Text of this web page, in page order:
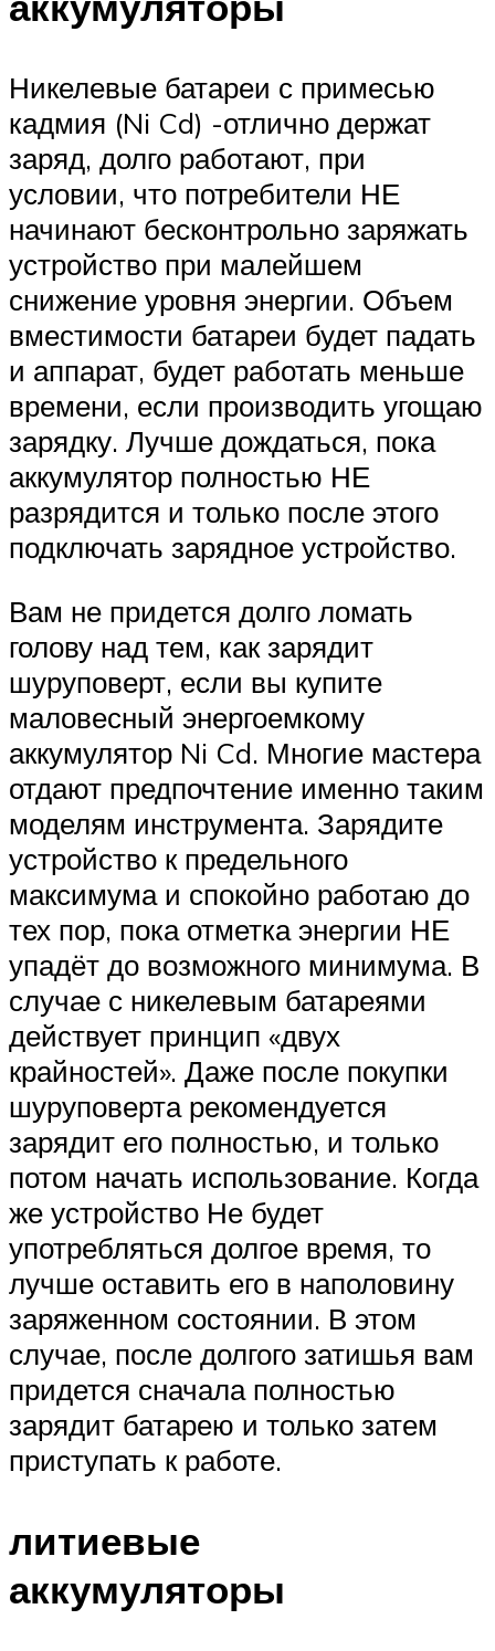
Никелевые батареи с примесью
кадмия (Ni Cd) -отлично держат
заряд, долго работают, при
условии, что потребители НЕ
начинают бесконтрольно заряжать
устройство при малейшем
снижение уровня энергии. Объем
вместимости батареи будет падать
и аппарат, будет работать меньше
времени, если производить угощаю
зарядку. Лучше дождаться, пока
аккумулятор полностью НЕ
разрядится и только после этого
подключать зарядное устройство.
Вам не придется долго ломать
голову над тем, как зарядит
шуруповерт, если вы купите
маловесный энергоемкому
аккумулятор Ni Cd. Многие мастера
отдают предпочтение именно таким
моделям инструмента. Зарядите
устройство к предельного
максимума и спокойно работаю до
тех пор, пока отметка энергии НЕ
упадёт до возможного минимума. В
случае с никелевым батареями
действует принцип «двух
крайностей». Даже после покупки
шуруповерта рекомендуется
зарядит его полностью, и только
потом начать использование. Когда
же устройство Не будет
употребляться долгое время, то
лучше оставить его в наполовину
заряженном состоянии. В этом
случае, после долгого затишья вам
придется сначала полностью
зарядит батарею и только затем
приступать к работе.
литиевые
аккумуляторы